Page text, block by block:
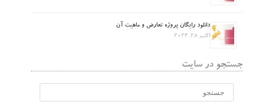
دانلود رایگان پروژه تعارض و ماهیت آن
اکتبر 28, 2024
جستجو در سایت